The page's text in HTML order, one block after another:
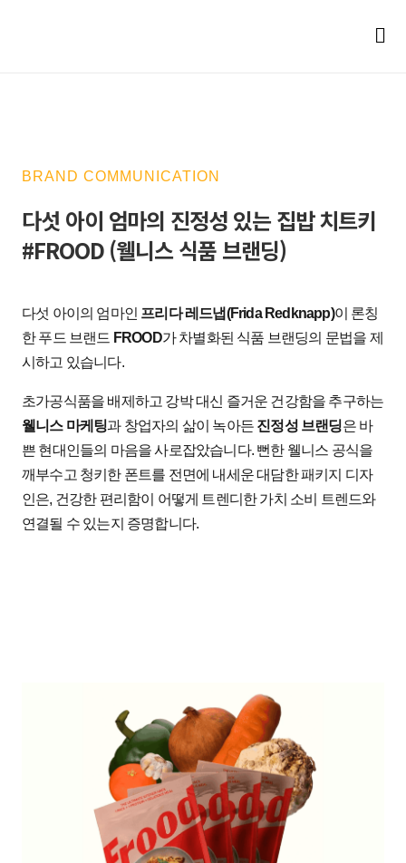
BRAND COMMUNICATION
다섯 아이 엄마의 진정성 있는 집밥 치트키
#FROOD (웰니스 식품 브랜딩)
다섯 아이의 엄마인 프리다 레드냅(Frida Redknapp)이 론칭
한푸드 브랜드 FROOD가 차별화된 식품 브랜딩의 문법을 제
시하고 있습니다.
초가공식품을 배제하고 강박대신 즐거운 건강함을 추구하는
웰니스 마케팅과 창업자의 삶이 녹아든 진정성 브랜딩은 바
쁜 현대인들의 마음을 사로잡았습니다. 뻔한 웰니스 공식을
깨부수고 청키한 폰트를 전면에 내세운대담한패키지 디자
인은, 건강한 편리함이 어떻게 트렌디한 가치 소비
트렌드와
연결될 수 있는지 증명합니다.